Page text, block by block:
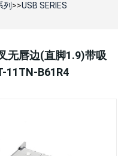
列 >>USB SERIES
无唇边(直脚1.9)带吸
11TN-B61R4